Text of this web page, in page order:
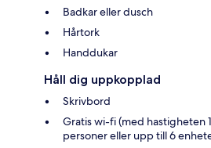
Badkar eller dusch
Hårtork
Handdukar
Håll dig uppkopplad
Skrivbord
Gratis wi-fi (med hastigheten
personer eller upp till 6